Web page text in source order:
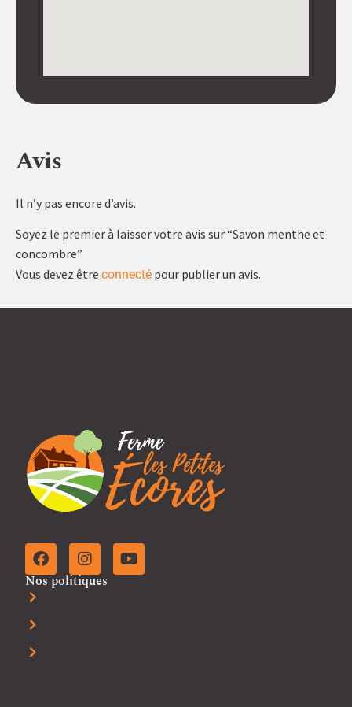
Avis
Il n’y pas encore d’avis.
Soyez le premier à laisser votre avis sur “Savon menthe et
concombre”
Vous devez être connecté pour publier un avis.
Nos politiques